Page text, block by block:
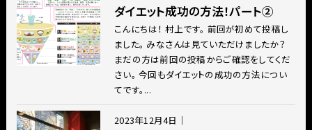
ダイエット成功の方法！パート②
こんにちは！ 村上です。 前回が初めて投稿し
ました。 みなさんは見ていただけましたか？
まだの方は前回の投稿からご確認をしてくだ
さい。 今回もダイエットの成功の方法につい
てです。...
2023年12月4日 ｜